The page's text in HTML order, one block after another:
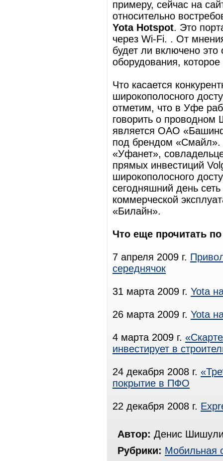
примеру, сейчас на
относительно
Yota Hotspot. Это
через Wi-Fi. . От
будет ли включено это
оборудования,
Что касается
широкополосного
отметим, что в Уфе
говорить о
является ОАО
под брендом «Смайл».
«Уфанет»,
прямых инвестиций
широкополосного
сегодняшний день
коммерческой
«Билайн».
Что еще прочитать
7 апреля 2009 г.
середнячок
31 марта 2009 г. Yota
26 марта 2009 г. Yota
4 марта 2009 г.
инвестирует в
24 декабря 2008 г.
покрытие в ПФО
22 декабря 2008 г.
Автор: Денис
Рубрики: Мобильная